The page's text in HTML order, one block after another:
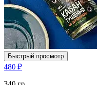
Быстрый просмотр
480 ₽